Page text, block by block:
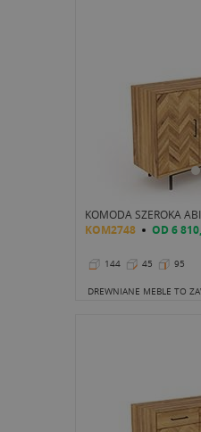
KOMODA SZEROKA
KOM2748 OD 6
144 45 95